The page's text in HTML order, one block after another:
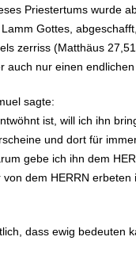
Priestertums wurde
Gottes,
zerriss (Matthäus
auch nur einen endlichen
sagte:
ist, will ich ihn
und dort für
gebe ich ihn dem
dem HERRN erbeten
dass ewig bedeuten